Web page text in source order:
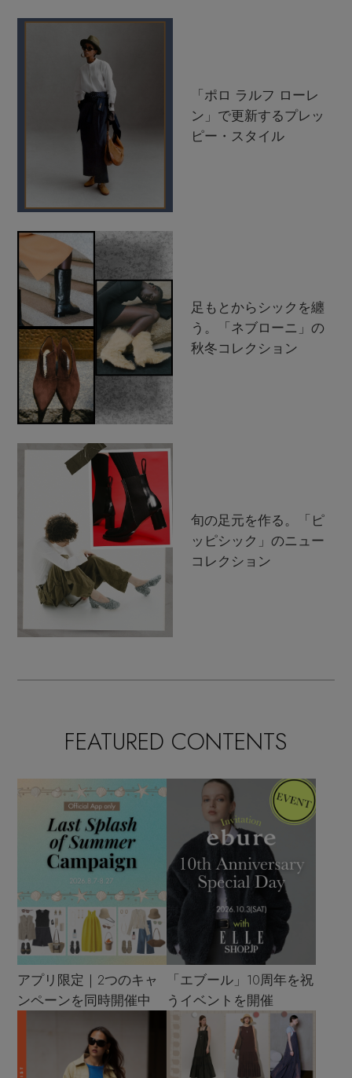
「ポロ ラルフ ローレ
ン」で更新するプレッ
ピー・スタイル
足もとからシックを纏
う。「ネブローニ」の
秋冬コレクション
旬の足元を作る。「ピ
ッピシック」のニュー
コレクション
FEATURED CONTENTS
アプリ限定｜2つのキャ
ンペーンを同時開催中
「エブール」10周年を祝
うイベントを開催